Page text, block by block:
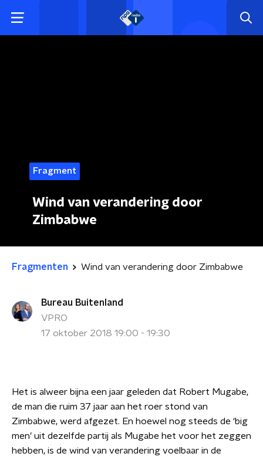
Fragment
Wind van verandering door
Zimbabwe
Fragmenten Wind van verandering door Zimbabwe
Bureau Buitenland
VPRO
17 oktober 2018 19:00 - 19:30
Het is alweer bijna een jaar geleden dat Robert Mugabe,
de man die ruim 37 jaar aan het roer stond van
Zimbabwe, werd afgezet. En hoewel nog steeds de ‘big
men’ uit dezelfde partij als Mugabe het voor het zeggen
hebben, is de wind van verandering voelbaar in de